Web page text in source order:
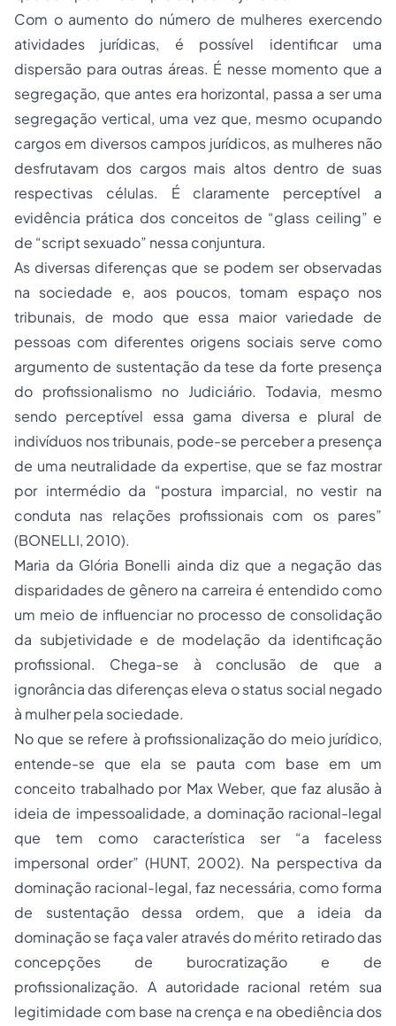
Com o aumento do número de mulheres exercendo
atividades jurídicas, é possível identificar uma
dispersão para outras áreas. É nesse momento que a
segregação, que antes era horizontal, passa a ser uma
segregação vertical, uma vez que, mesmo ocupando
cargos em diversos campos jurídicos, as mulheres não
desfrutavam dos cargos mais altos dentro de suas
respectivas células. É claramente perceptível a
evidência prática dos conceitos de “glass ceiling” e
de “script sexuado” nessa conjuntura.
As diversas diferenças que se podem ser observadas
na sociedade e, aos poucos, tomam espaço nos
tribunais, de modo que essa maior variedade de
pessoas com diferentes origens sociais serve como
argumento de sustentação da tese da forte presença
do profissionalismo no Judiciário. Todavia, mesmo
sendo perceptível essa gama diversa e plural de
indivíduos nos tribunais, pode-se perceber a presença
de uma neutralidade da expertise, que se faz mostrar
por intermédio da “postura imparcial, no vestir na
conduta nas relações profissionais com os pares”
(BONELLI, 2010).
Maria da Glória Bonelli ainda diz que a negação das
disparidades de gênero na carreira é entendido como
um meio de influenciar no processo de consolidação
da subjetividade e de modelação da identificação
profissional. Chega-se à conclusão de que a
ignorância das diferenças eleva o status social negado
à mulher pela sociedade.
No que se refere à profissionalização do meio jurídico,
entende-se que ela se pauta com base em um
conceito trabalhado por Max Weber, que faz alusão à
ideia de impessoalidade, a dominação racional-legal
que tem como característica ser “a faceless
impersonal order” (HUNT, 2002). Na perspectiva da
dominação racional-legal, faz necessária, como forma
de sustentação dessa ordem, que a ideia da
dominação se faça valer através do mérito retirado das
concepções de burocratização e de
profissionalização. A autoridade racional retém sua
legitimidade com base na crença e na obediência dos